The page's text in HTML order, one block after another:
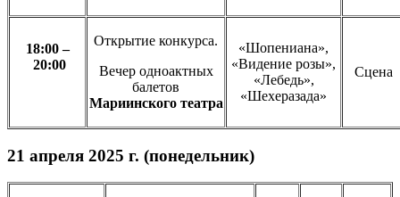
18:00 –
20:00
Открытие конкурса.
Вечер одноактных
балетов
Мариинского театра
«Шопениана»,
«Видение розы»,
«Лебедь»,
«Шехеразада»
Сцена
21 апреля 2025 г. (понедельник)